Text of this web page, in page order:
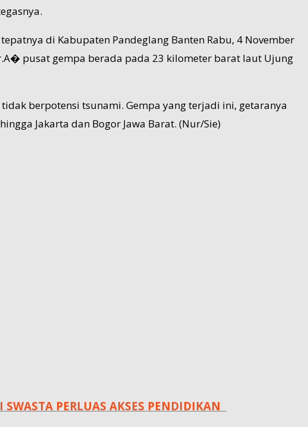
di Kabupaten Pandeglang Banten Rabu, 4 November
pusat gempa berada pada 23 kilometer barat laut Ujung
berpotensi tsunami. Gempa yang terjadi ini, getaranya
Jakarta dan Bogor Jawa Barat. (Nur/Sie)
PERLUAS AKSES PENDIDIKAN